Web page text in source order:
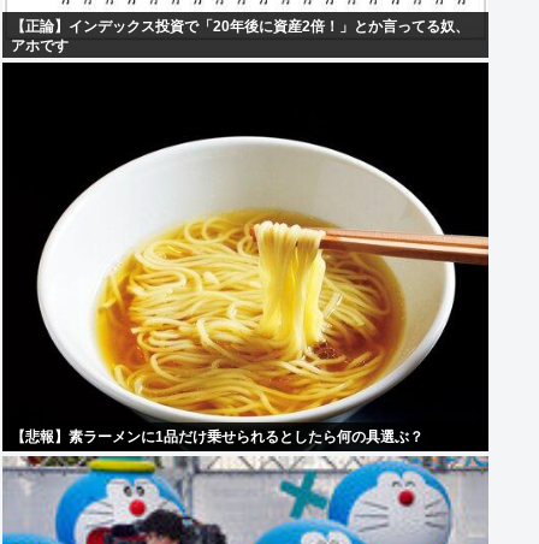
【正論】インデックス投資で「20年後に資産2倍！」とか言ってる奴、
アホです
【悲報】素ラーメンに1品だけ乗せられるとしたら何の具選ぶ？